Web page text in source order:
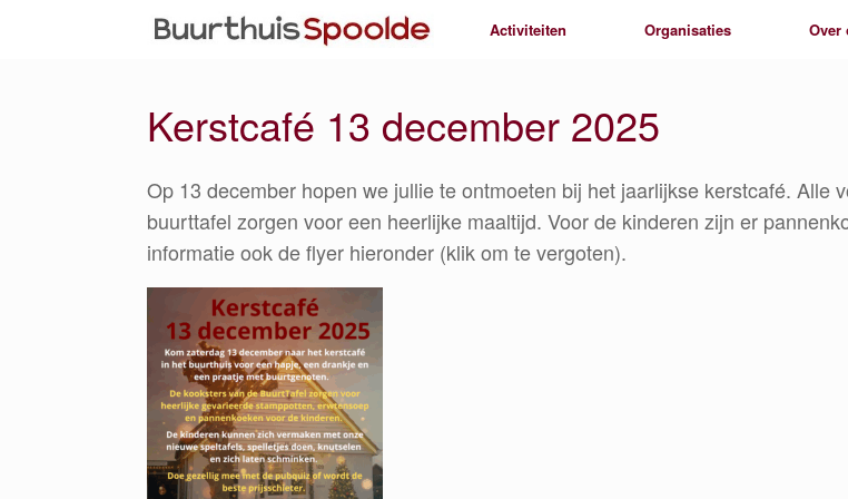
Activiteiten Organisaties Over
Kerstcafé 13 december 2025
Op 13 december hopen we jullie te ontmoeten bij het jaarlijkse kerstcafé. Alle
buurttafel zorgen voor een heerlijke maaltijd. Voor de kinderen zijn er
informatie ook de flyer hieronder (klik om te vergoten).